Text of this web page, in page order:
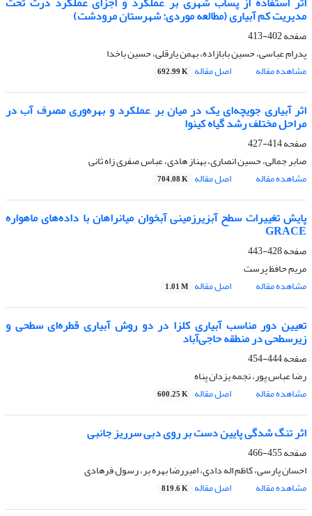
مدیریت کم آبیاری (مطالعه موردی: شهرستان مرودشت)
صفحه402-413
پدرام عباسی، حسین بابازاده، بهمن یارقلی، حسین باخدا
مشاهده مقاله
اصل مقاله 692.99 K
اثر آبیاری جویچه‌ای یک در میان بر عملکرد و بهره‌وری مصرف آب در
مراحل مختلف رشد گیاه کینوا
صفحه414-427
صابر جمالی، حسین انصاری، بهناز هادی، عباس صفری زاه ثانی
مشاهده مقاله
اصل مقاله 704.08 K
پایش تغییرات سطح آبزیرزمینی آبخوان‌ میانراهان با داده‌های ماهواره
GRACE
صفحه428-443
مریم حافظ پرست
مشاهده مقاله
اصل مقاله 1.01 M
تعیین دور مناسب آبیاری کلزا در دو روش آبیاری قطره‌ای سطحی و
زیرسطحی در منطقه حاجی‌آباد
صفحه444-454
رضا عباس پور، نجمه یزدان پناه
مشاهده مقاله
اصل مقاله 600.25 K
اثر تنگ شدگی پایین دست بر روی دبی سرریز جانبی
صفحه455-466
احسان پارسی، کاظم اله دادی، امیررضا بهره بر، رسول فرهادی
مشاهده مقاله
اصل مقاله 819.6 K